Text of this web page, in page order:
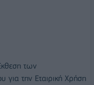
των
για την Εταιρική Χρήση